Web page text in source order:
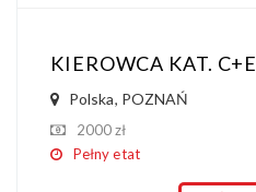
KIEROWCA KAT. C+E
Polska, POZNAŃ
2000 zł
Pełny etat